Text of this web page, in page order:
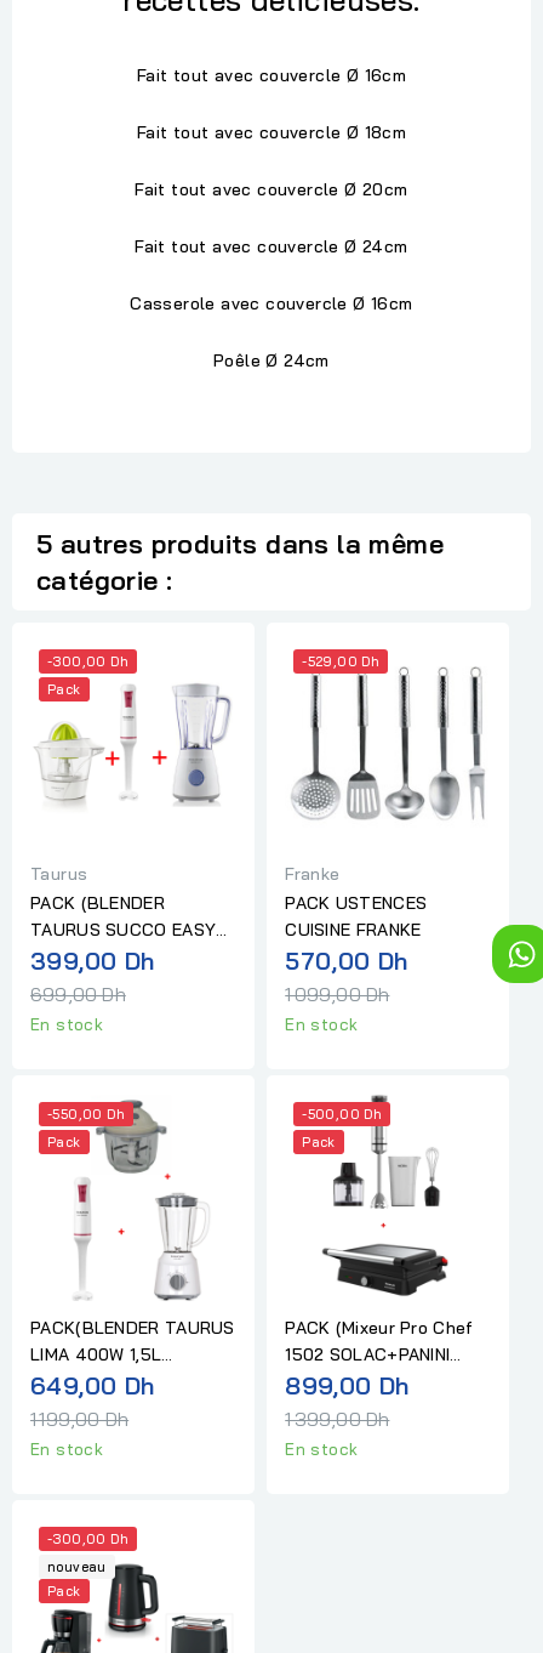
Fait tout avec couvercle Ø 16cm
Fait tout avec couvercle Ø 18cm
Fait tout avec couvercle Ø 20cm
Fait tout avec couvercle Ø 24cm
Casserole avec couvercle Ø 16cm
Poêle Ø 24cm
5 autres produits dans la même
catégorie :
-300,00 Dh
Pack
Taurus
PACK (BLENDER
TAURUS SUCCO EASY
MILL+MIXEUR
PLONGEANT TAURUS...
399,00 DhPrix
699,00 Dh
En stock
-529,00 Dh
Franke
PACK USTENCES
CUISINE FRANKE
570,00 DhPrix
1 099,00 Dh
En stock
-550,00 Dh
Pack
PACK(BLENDER TAURUS
LIMA 400W 1,5L
BLANC+MIXEUR
649,00 DhPrix
1 199,00 Dh
En stock
-500,00 Dh
Pack
PACK (Mixeur Pro Chef
1502 SOLAC+PANINI
BISTRO ESSENTIAL
899,00 DhPrix
1 399,00 Dh
En stock
-300,00 Dh
nouveau
Pack